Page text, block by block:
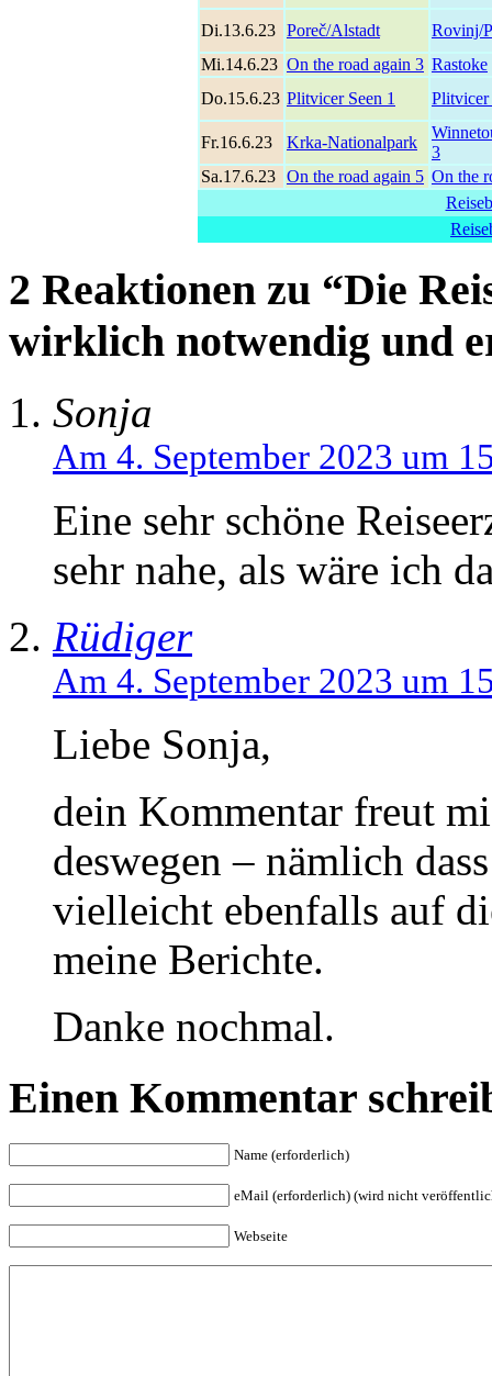
Di.13.6.23 Poreč/Alstadt
Rovinj/
Mi.14.6.23 On the road again 3 Rastoke
Do.15.6.23 Plitvicer Seen 1 Plitvicer
Fr.16.6.23 Krka-Nationalpark
3
Sa.17.6.23 On the road again 5 On the
2 Reaktionen zu “Die
wirklich notwendig und
Sonja
Am 4. September 2023 um
Eine sehr schöne
sehr nahe, als wäre ich
Rüdiger
Am 4. September 2023 um
Liebe Sonja,
dein Kommentar freut
deswegen – nämlich
vielleicht ebenfalls auf
meine Berichte.
Danke nochmal.
Einen Kommentar
Name (erforderlich)
eMail (erforderlich) (wird nicht
Webseite